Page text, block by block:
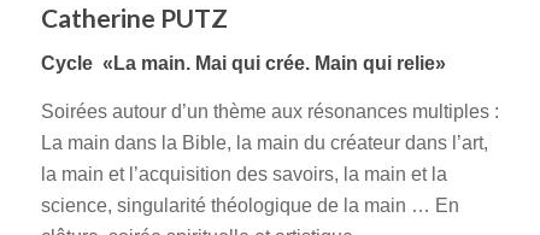
Catherine PUTZ
Cycle «La main. Mai qui crée. Main qui relie»
Soirées autour d’un thème aux résonances multiples :
La main dans la Bible, la main du créateur dans l’art,
la main et l’acquisition des savoirs, la main et la
science, singularité théologique de la main … En